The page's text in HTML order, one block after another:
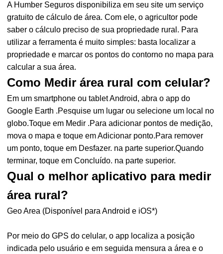
A Humber Seguros disponibiliza em seu site um serviço
gratuito de cálculo de área. Com ele, o agricultor pode
saber o cálculo preciso de sua propriedade rural. Para
utilizar a ferramenta é muito simples: basta localizar a
propriedade e marcar os pontos do contorno no mapa para
calcular a sua área.
Como Medir área rural com celular?
Em um smartphone ou tablet Android, abra o app do
Google Earth .Pesquise um lugar ou selecione um local no
globo.Toque em Medir .Para adicionar pontos de medição,
mova o mapa e toque em Adicionar ponto.Para remover
um ponto, toque em Desfazer. na parte superior.Quando
terminar, toque em Concluído. na parte superior.
Qual o melhor aplicativo para medir
área rural?
Geo Area (Disponível para Android e iOS*)
Por meio do GPS do celular, o app localiza a posição
indicada pelo usuário e em seguida mensura a área e o